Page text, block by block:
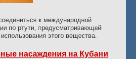
к международной
по ртути, предусматривающей
этого вещества.
насаждения на Кубани